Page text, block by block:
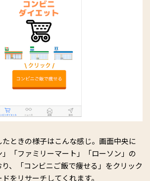
たときの様子はこんな感じ。画面中央に
「ファミリーマート」「ローソン」の
、「コンビニご飯で痩せる」をクリック
をリサーチしてくれます。